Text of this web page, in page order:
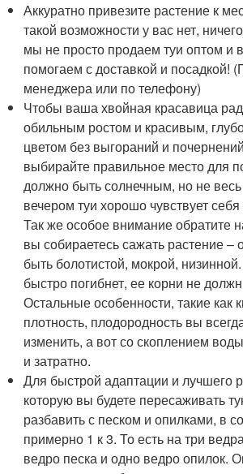
Аккуратно привезите растение к
такой возможности у вас нет,
мы не просто продаем туи оптом и
помогаем с доставкой и посадкой!
менеджера или по телефону)
Чтобы ваша хвойная красавица
обильным ростом и красивым,
цветом без выгораний и
выбирайте правильное место для
должно быть солнечным, но не
вечером туи хорошо чувствует
Так же особое внимание обратите
вы собираетесь сажать растение –
быть болотистой, мокрой,
быстро погибнет, ее корни не
Остальные особенности, такие как
плотность, плодородность вы
изменить, а вот со скоплением
и затратно.
Для быстрой адаптации и лучшего
которую вы будете пересаживать
разбавить с песком и опилками, в
примерно 1 к 3. То есть на три
ведро песка и одно ведро опилок.